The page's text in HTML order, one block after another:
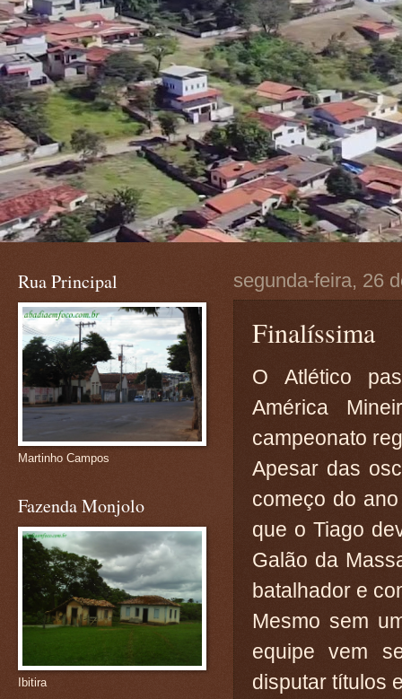
segunda-feira, 26
Finalíssima
O Atlético
América
campeonato
Apesar das
começo do
que o Tiago
Galão da
batalhador e
Mesmo sem
equipe vem
disputar títulos
Rua Principal
Martinho Campos
Fazenda Monjolo
Ibitira